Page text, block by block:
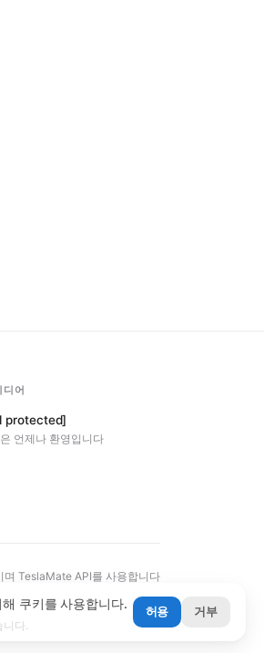
쿠키를 사용합니다.
허용 거부
디어
protected]
언제나 환영입니다
TeslaMate API를 사용합니다
니다.